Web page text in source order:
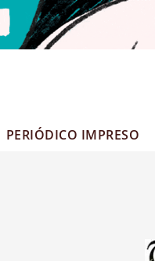
PERIÓDICO IMPRESO